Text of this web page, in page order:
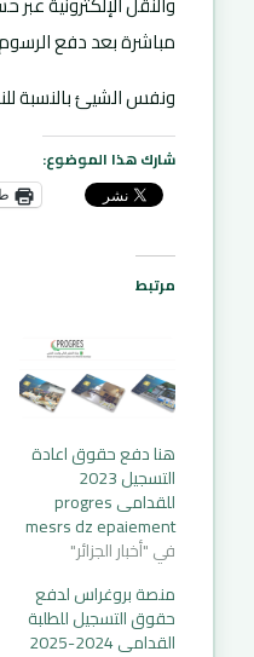
مباشرة بعد دفع
ونفس الشيئ بالنسبة
شارك هذا الموضوع:
مرتبط
هنا دفع حقوق اعادة
التسجيل 2023
للقدامى progres
mesrs dz epaiement
في "أخبار الجزائر"
منصة بروغراس لدفع
حقوق التسجيل للطلبة
القدامى 2024-2025